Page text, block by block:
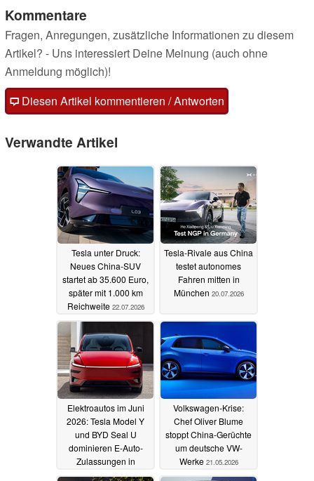
Kommentare
Fragen, Anregungen, zusätzliche Informationen zu diesem
Artikel? - Uns interessiert Deine Meinung (auch ohne
Anmeldung möglich)!
Diesen Artikel kommentieren / Antworten
Verwandte Artikel
Tesla unter Druck:
Neues China-SUV
startet ab 35.600 Euro,
später mit 1.000 km
Reichweite 22.07.2026
Tesla-Rivale aus China
testet autonomes
Fahren mitten in
München 20.07.2026
Elektroautos im Juni
2026: Tesla Model Y
und BYD Seal U
dominieren E-Auto-
Zulassungen in
Deutschland07.07.2026
Volkswagen-Krise:
Chef Oliver Blume
stoppt China-Gerüchte
um deutsche VW-
Werke 21.05.2026